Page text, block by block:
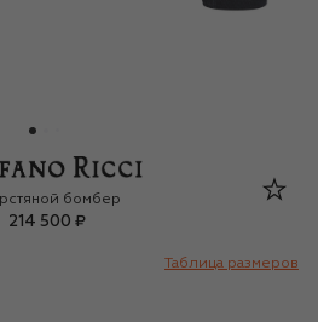
Ricci Junior
бомбер
214 500 ₽
Таблица размеров